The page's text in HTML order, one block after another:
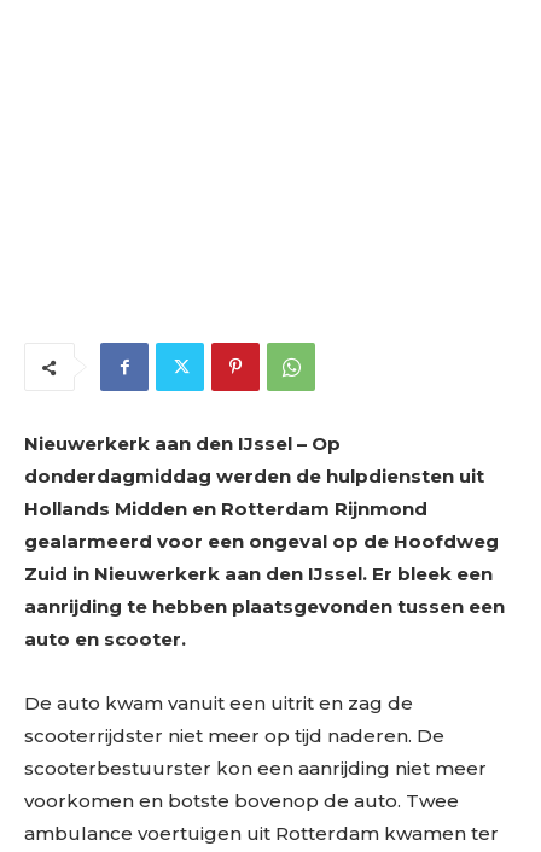
Nieuwerkerk aan den IJssel – Op
donderdagmiddag werden de hulpdiensten uit
Hollands Midden en Rotterdam Rijnmond
gealarmeerd voor een ongeval op de Hoofdweg
Zuid in Nieuwerkerk aan den IJssel. Er bleek een
aanrijding te hebben plaatsgevonden tussen een
auto en scooter.
De auto kwam vanuit een uitrit en zag de
scooterrijdster niet meer op tijd naderen. De
scooterbestuurster kon een aanrijding niet meer
voorkomen en botste bovenop de auto. Twee
ambulance voertuigen uit Rotterdam kwamen ter